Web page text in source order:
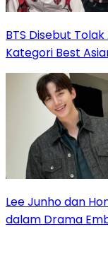
BTS Disebut
Kategori Best
Lee Junho dan
dalam Drama